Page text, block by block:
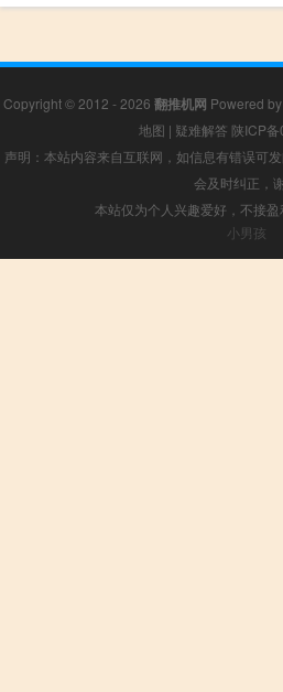
Copyright © 2012 - 2026 翻推机网 Powered by
地图 | 疑难解答 陕ICP
声明：本站内容来自互联网，如信息有错误可
会及时纠正，
本站仅为个人兴趣爱好，不接
小男孩